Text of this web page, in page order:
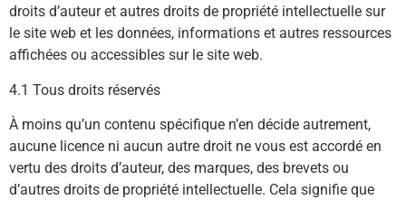
droits d’auteur et autres droits de propriété intellectuelle sur
le site web et les données, informations et autres ressources
affichées ou accessibles sur le site web.
4.1 Tous droits réservés
À moins qu’un contenu spécifique n’en décide autrement,
aucune licence ni aucun autre droit ne vous est accordé en
vertu des droits d’auteur, des marques, des brevets ou
d’autres droits de propriété intellectuelle. Cela signifie que